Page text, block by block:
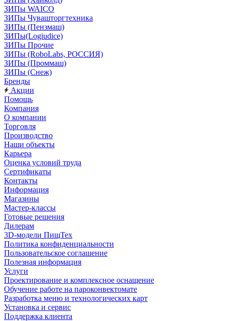
ЗИПы WAICO
ЗИПы Чувашторгтехника
ЗИПы (Пензмаш)
ЗИПы(Logiudice)
ЗИПы Прочие
ЗИПы (RoboLabs, РОССИЯ)
ЗИПы (Проммаш)
ЗИПы (Снеж)
Бренды
Акции
Помощь
Компания
О компании
Торговля
Производство
Наши объекты
Карьера
Оценка условий труда
Сертификаты
Контакты
Информация
Магазины
Мастер-классы
Готовые решения
Дилерам
3D-модели ПищТех
Политика конфиденциальности
Пользовательское соглашение
Полезная информация
Услуги
Проектирование и комплексное оснащение
Обучение работе на пароконвектомате
Разработка меню и технологических карт
Установка и сервис
Поддержка клиента